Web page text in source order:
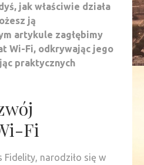
jak właściwie działa
ją
artykule zagłębimy
Wi-Fi, odkrywając jego
praktycznych
Fi
Fidelity, narodziło się w